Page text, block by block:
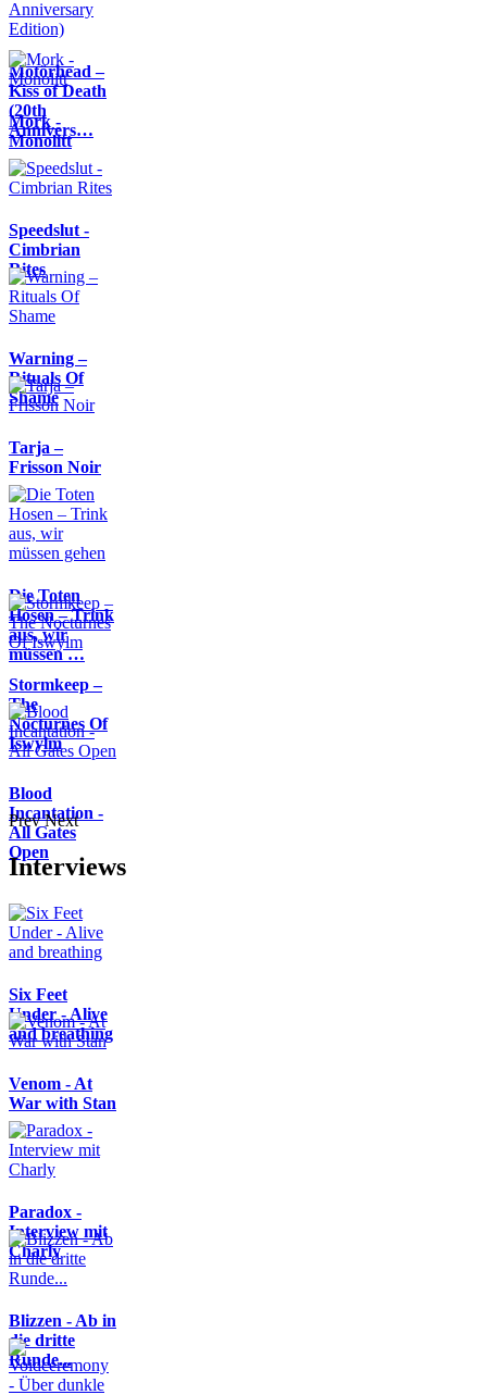
Motörhead –
Kiss of Death
(20th
Annivers…
Mork -
Monolitt
Speedslut -
Cimbrian
Rites
Warning –
Rituals Of
Shame
Tarja –
Frisson Noir
Die Toten
Hosen – Trink
aus, wir
müssen …
Stormkeep –
The
Nocturnes Of
Iswylm
Blood
Incantation -
All Gates
Open
Prev Next
Interviews
Six Feet
Under - Alive
and breathing
Venom - At
War with Stan
Paradox -
Interview mit
Charly
Blizzen - Ab in
die dritte
Runde...